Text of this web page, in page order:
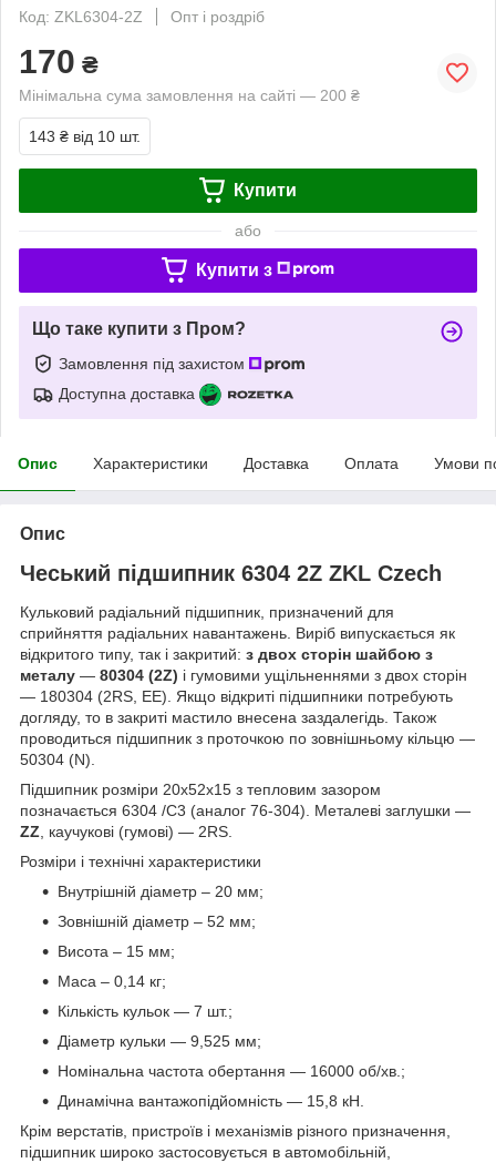
Код: ZKL6304-2Z
Опт і роздріб
170 ₴
Мінімальна сума замовлення на сайті — 200 ₴
143 ₴ від 10 шт.
Купити
або
Купити з
Що таке купити з Пром?
Замовлення під захистом
Доступна доставка
Опис Характеристики Доставка Оплата Умови
Опис
Чеський підшипник 6304 2Z ZKL Czech
Кульковий радіальний підшипник, призначений для
сприйняття радіальних навантажень. Виріб випускається як
відкритого типу, так і закритий: з двох сторін шайбою з
металу — 80304 (2Z) і гумовими ущільненнями з двох сторін
— 180304 (2RS, EE). Якщо відкриті підшипники потребують
догляду, то в закриті мастило внесена заздалегідь. Також
проводиться підшипник з проточкою по зовнішньому кільцю —
50304 (N).
Підшипник розміри 20x52x15 з тепловим зазором
позначається 6304 /С3 (аналог 76-304). Металеві заглушки —
ZZ, каучукові (гумові) — 2RS.
Розміри і технічні характеристики
Внутрішній діаметр – 20 мм;
Зовнішній діаметр – 52 мм;
Висота – 15 мм;
Маса – 0,14 кг;
Кількість кульок — 7 шт.;
Діаметр кульки — 9,525 мм;
Номінальна частота обертання — 16000 об/хв.;
Динамічна вантажопідйомність — 15,8 кН.
Крім верстатів, пристроїв і механізмів різного призначення,
підшипник широко застосовується в автомобільній,